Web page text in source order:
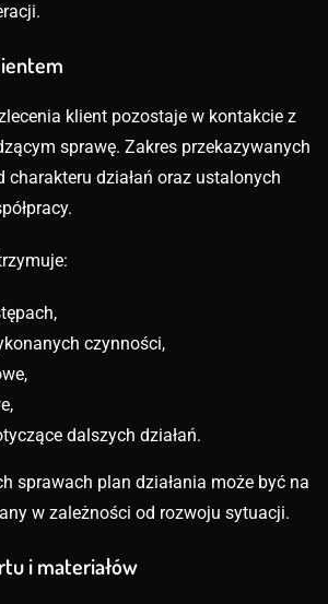
klient pozostaje w kontakcie z
sprawę. Zakres przekazywanych
działań oraz ustalonych
czynności,
dalszych działań.
sprawach plan działania może być na
w zależności od rozwoju sytuacji.
i materiałów